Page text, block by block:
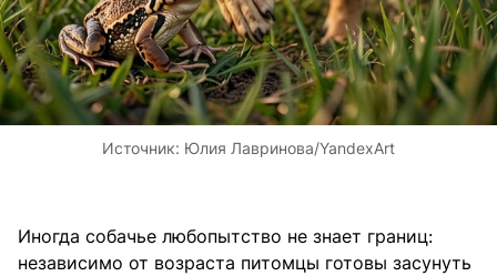
Источник: Юлия Лавринова/YandexArt
Иногда собачье любопытство не знает границ:
независимо от возраста питомцы готовы засунуть